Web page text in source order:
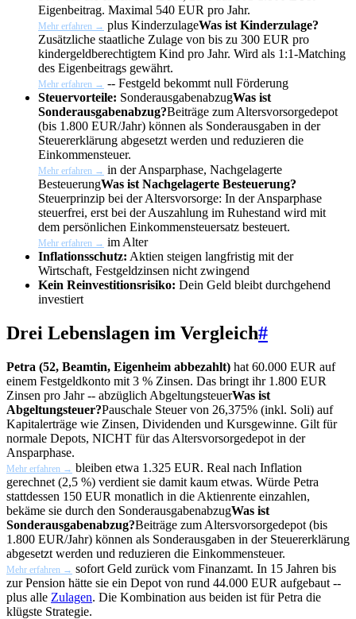
Eigenbeitrag. Maximal 540 EUR pro Jahr.
Mehr erfahren → plus KinderzulageWas ist Kinderzulage?
Zusätzliche staatliche Zulage von bis zu 300 EUR pro
kindergeldberechtigtem Kind pro Jahr. Wird als 1:1-Matching
des Eigenbeitrags gewährt.
Mehr erfahren → -- Festgeld bekommt null Förderung
Steuervorteile: SonderausgabenabzugWas ist
Sonderausgabenabzug?Beiträge zum Altersvorsorgedepot
(bis 1.800 EUR/Jahr) können als Sonderausgaben in der
Steuererklärung abgesetzt werden und reduzieren die
Einkommensteuer.
Mehr erfahren → in der Ansparphase, Nachgelagerte
BesteuerungWas ist Nachgelagerte Besteuerung?
Steuerprinzip bei der Altersvorsorge: In der Ansparphase
steuerfrei, erst bei der Auszahlung im Ruhestand wird mit
dem persönlichen Einkommensteuersatz besteuert.
Mehr erfahren → im Alter
Inflationsschutz: Aktien steigen langfristig mit der
Wirtschaft, Festgeldzinsen nicht zwingend
Kein Reinvestitionsrisiko: Dein Geld bleibt durchgehend
investiert
Drei Lebenslagen im Vergleich#
Petra (52, Beamtin, Eigenheim abbezahlt) hat 60.000 EUR auf
einem Festgeldkonto mit 3 % Zinsen. Das bringt ihr 1.800 EUR
Zinsen pro Jahr -- abzüglich AbgeltungsteuerWas ist
Abgeltungsteuer?Pauschale Steuer von 26,375% (inkl. Soli) auf
Kapitalerträge wie Zinsen, Dividenden und Kursgewinne. Gilt für
normale Depots, NICHT für das Altersvorsorgedepot in der
Ansparphase.
Mehr erfahren → bleiben etwa 1.325 EUR. Real nach Inflation
gerechnet (2,5 %) verdient sie damit kaum etwas. Würde Petra
stattdessen 150 EUR monatlich in die Aktienrente einzahlen,
bekäme sie durch den SonderausgabenabzugWas ist
Sonderausgabenabzug?Beiträge zum Altersvorsorgedepot (bis
1.800 EUR/Jahr) können als Sonderausgaben in der Steuererklärung
abgesetzt werden und reduzieren die Einkommensteuer.
Mehr erfahren → sofort Geld zurück vom Finanzamt. In 15 Jahren bis
zur Pension hätte sie ein Depot von rund 44.000 EUR aufgebaut --
plus alle Zulagen. Die Kombination aus beiden ist für Petra die
klügste Strategie.